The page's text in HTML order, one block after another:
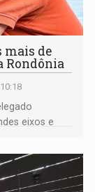
mais de
Rondônia
eixos e